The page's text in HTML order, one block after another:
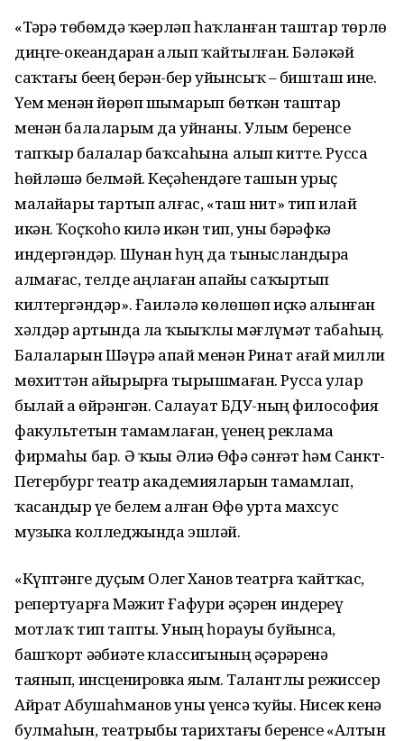
«Тәҙрә төбөмдә ҡәҙерләп һаҡ­ланған таштар төрлө
диңгеҙ-океандарҙан алып ҡайтылған. Бәләкәй
саҡтағы беҙҙең берҙән-бер уйынсыҡ – бишташ ине.
Үҙем менән йөрөп шымарып бөткән таштар
менән балаларым да уйнаны. Улым беренсе
тапҡыр балалар баҡсаһына алып китте. Русса
һөйләшә белмәй. Кеҫәһендәге ташын урыҫ
малайҙары тартып алғас, «таш нит» тип илай
икән. Ҡоҫҡоһо килә икән тип, уны бәҙрәфкә
индергәндәр. Шунан һуң да тынысландыра
алмағас, телде аңлаған апайҙы саҡыртып
килтергәндәр». Ғаиләлә көлөшөп иҫкә алынған
хәлдәр артында ла ҡыҙыҡлы мәғлүмәт табаһың.
Балаларын Шәүрә апай менән Ринат ағай милли
мөхиттән айырырға тырышмаған. Русса улар
былай ҙа өйрәнгән. Салауат БДУ-ның философия
факультетын тамамлаған, үҙенең реклама
фирмаһы бар. Ә ҡыҙы Әлиә Өфә сәнғәт һәм Санкт-
Петербург театр академияларын тамамлап,
ҡасандыр үҙе белем алған Өфө урта махсус
музыка колледжында эшләй.
«Күптәнге дуҫым Олег Ханов театрға ҡайтҡас,
репертуарға Мәжит Ғафури әҫәрен индереү
мотлаҡ тип тапты. Уның һорауы буйынса,
башҡорт әҙәбиәте классигының әҫәрҙәренә
таянып, инсценировка яҙҙым. Талантлы режиссер
Айрат Абушаһманов уны үҙенсә ҡуйҙы. Нисек кенә
булмаһын, театрыбыҙ тарихтағы беренсе «Алтын